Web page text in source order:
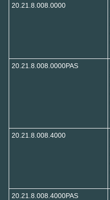
20.21.8.008.0000
20.21.8.008.0000PAS
20.21.8.008.4000
20.21.8.008.4000PAS